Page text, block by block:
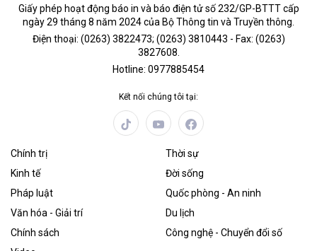
Giấy phép hoạt động báo in và báo điện tử số 232/GP-BTTT cấp
ngày 29 tháng 8 năm 2024 của Bộ Thông tin và Truyền thông.
Điện thoại: (0263) 3822473; (0263) 3810443 - Fax: (0263)
3827608.
Hotline: 0977885454
Kết nối chúng tôi tại:
Chính trị
Thời sự
Kinh tế
Đời sống
Pháp luật
Quốc phòng - An ninh
Văn hóa - Giải trí
Du lịch
Chính sách
Công nghệ - Chuyển đổi số